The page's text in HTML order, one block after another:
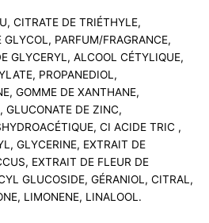
CITRATE DE TRIÉTHYLE,
PARFUM/FRAGRANCE,
GLYCERYL, ALCOOL CÉTYLIQUE,
PROPANEDIOL,
GOMME DE XANTHANE,
GLUCONATE DE ZINC,
CI ACIDE TRIC ,
GLYCERINE, EXTRAIT DE
EXTRAIT DE FLEUR DE
GLUCOSIDE, GÉRANIOL, CITRAL,
LIMONENE, LINALOOL.